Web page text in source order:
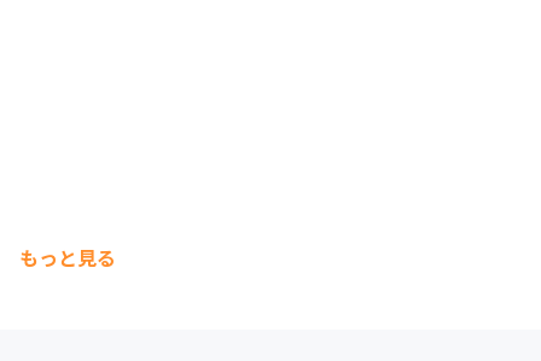
もっと見る